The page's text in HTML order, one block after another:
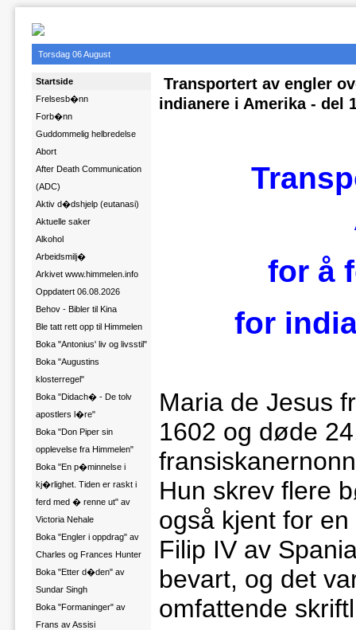
Torsdag 06 August
Startside
Frelsesb�nn
Forb�nn
Guddommelig helbredelse
Abort
After Death Communication
(ADC)
Aktiv d�dshjelp (eutanasi)
Aktuelle saker
Alkohol
Arbeidsmilj�
Arkivet www.himmelen.info
Oppdatert 06.08.2026
Behov - Bibler til Kina
Ble tatt rett opp til Himmelen
Boka "Antonius' liv og livsstil"
Boka "Augustins
klosterregel"
Boka "Didach� - De tolv
apostlers l�re"
Boka "Don Piper sin
opplevelse fra Himmelen"
Boka "En p�minnelse i
kj�rlighet. Tiden er raskt i
ferd med � renne ut" av
Victoria Nehale
Boka "Engler i oppdrag" av
Charles og Frances Hunter
Boka "Etter d�den" av
Sundar Singh
Boka "Formaninger" av
Frans av Assisi
Transportert av engler
indianere i Amerika - del
for å
for
Maria de Jesus
1602 og døde
Hun skrev flere
også kjent for
Filip IV av
bevart, og det
omfattende